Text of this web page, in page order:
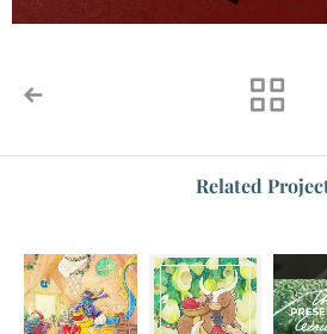
Related